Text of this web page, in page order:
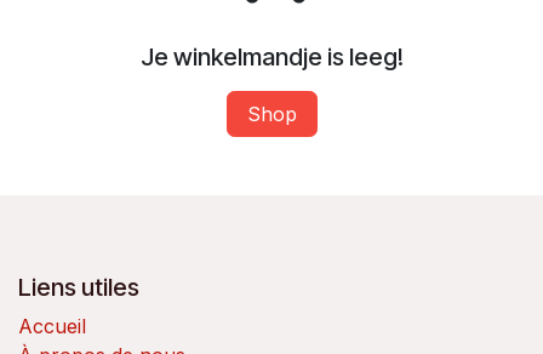
Je winkelmandje is leeg!
Shop
Liens utiles
Accueil